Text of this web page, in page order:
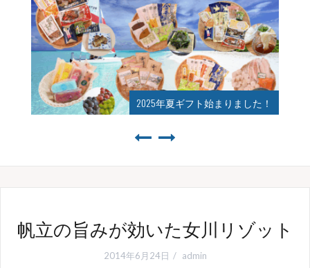
2025年夏ギフト始まりました！
帆立の旨みが効いた女川リゾット
2014年6月24日 admin